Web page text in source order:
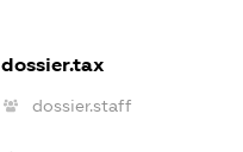
dossier.tax
dossier.staff